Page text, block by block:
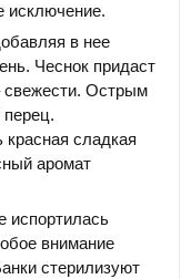
исключение.
в нее
Чеснок придаст
свежести. Острым
сладкая
аромат
испортилась
внимание
стерилизуют